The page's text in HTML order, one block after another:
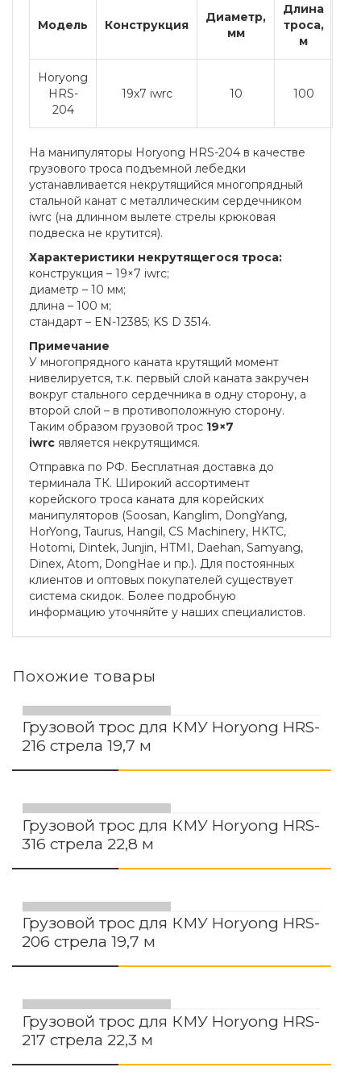
Модель Конструкция
Диаметр,
мм
Длина
троса,
м
Horyong
HRS-
204
19х7 iwrc 10 100
На манипуляторы Horyong HRS-204 в качестве
грузового троса подъемной лебедки
устанавливается некрутящийся многопрядный
стальной канат с металлическим сердечником
iwrc (на длинном вылете стрелы крюковая
подвеска не крутится).
Характеристики некрутящегося троса:
конструкция – 19×7 iwrc;
диаметр – 10 мм;
длина – 100 м;
стандарт – EN-12385; KS D 3514.
Примечание
У многопрядного каната крутящий момент
нивелируется, т.к. первый слой каната закручен
вокруг стального сердечника в одну сторону, а
второй слой – в противоположную сторону.
Таким образом грузовой трос 19×7
iwrc является некрутящимся.
Отправка по РФ. Бесплатная доставка до
терминала ТК. Широкий ассортимент
корейского троса каната для корейских
манипуляторов (Soosan, Kanglim, DongYang,
HorYong, Taurus, Hangil, CS Machinery, HKTC,
Hotomi, Dintek, Junjin, HTMI, Daehan, Samyang,
Dinex, Atom, DongHae и пр.). Для постоянных
клиентов и оптовых покупателей существует
система скидок. Более подробную
информацию уточняйте у наших специалистов.
Похожие товары
Грузовой трос для КМУ Horyong HRS-
216 стрела 19,7 м
Грузовой трос для КМУ Horyong HRS-
316 стрела 22,8 м
Грузовой трос для КМУ Horyong HRS-
206 стрела 19,7 м
Грузовой трос для КМУ Horyong HRS-
217 стрела 22,3 м